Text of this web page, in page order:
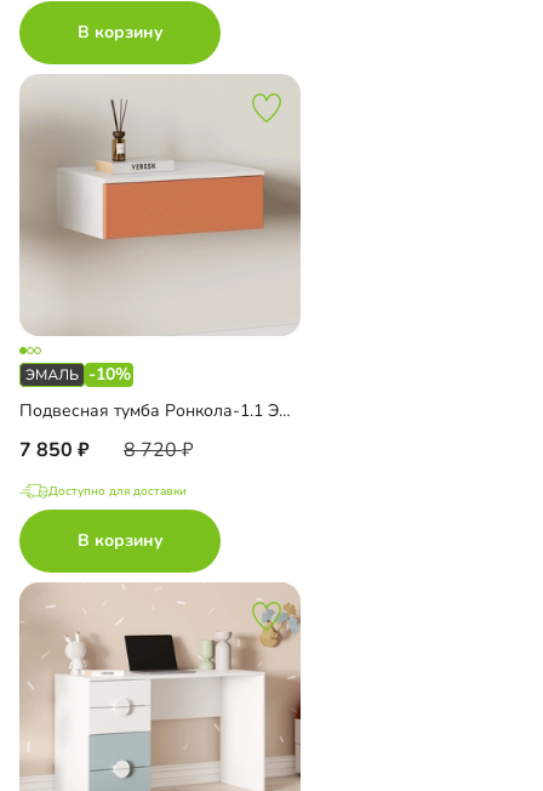
В корзину
-10%
Подвесная тумба Ронкола-1.1 Эмаль
7 850 8 720
Доступно для доставки
В корзину